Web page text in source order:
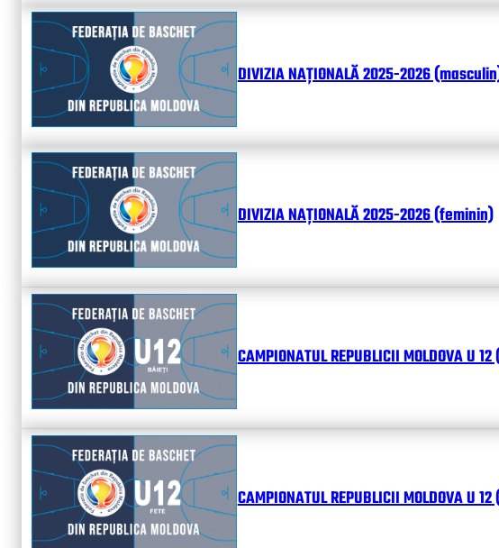
DIVIZIA NAȚIONALĂ 2025-2026
DIVIZIA NAȚIONALĂ 2025-2026 (feminin)
CAMPIONATUL REPUBLICII MOLDOVA U
CAMPIONATUL REPUBLICII MOLDOVA U